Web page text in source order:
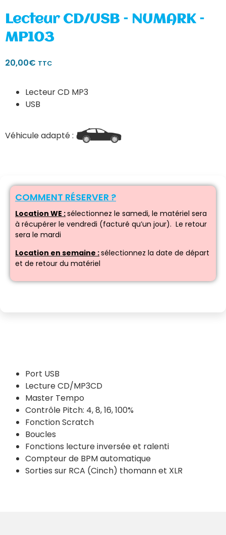
Lecteur CD/USB – NUMARK –
MP103
20,00€ TTC
Lecteur CD MP3
USB
Véhicule adapté :
COMMENT RÉSERVER ?
Location WE :sélectionnez le samedi, le matériel sera
à récupérer le vendredi (facturé qu’un jour). Le retour
sera le mardi
Location en semaine :sélectionnez la date de départ
et de retour du matériel
Port USB
Lecture CD/MP3CD
Master Tempo
Contrôle Pitch: 4, 8, 16, 100%
Fonction Scratch
Boucles
Fonctions lecture inversée et ralenti
Compteur de BPM automatique
Sorties sur RCA (Cinch) thomann et XLR